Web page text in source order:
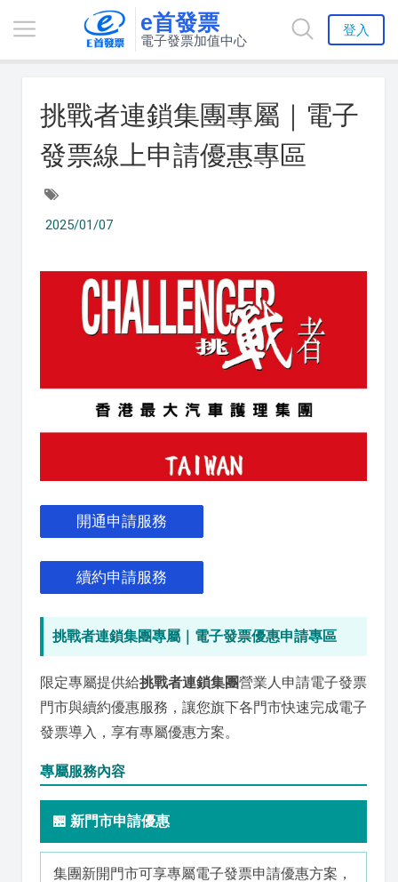
e首發票
電子發票加值中心
登入
挑戰者連鎖集團專屬｜電子
發票線上申請優惠專區
2025/01/07
開通申請服務
續約申請服務
挑戰者連鎖集團專屬｜電子發票優惠申請專區
限定專屬提供給挑戰者連鎖集團營業人申請電子發票
門市與續約優惠服務，讓您旗下各門市快速完成電子
發票導入，享有專屬優惠方案。
專屬服務內容
🏪 新門市申請優惠
集團新開門市可享專屬電子發票申請優惠方案，